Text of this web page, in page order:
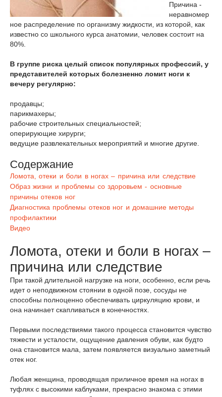
Причина -
неравномер
ное распределение по организму жидкости, из которой, как
известно со школьного курса анатомии, человек состоит на
80%.
В группе риска целый список популярных профессий, у
представителей которых болезненно ломит ноги к
вечеру регулярно:
продавцы;
парикмахеры;
рабочие строительных специальностей;
оперирующие хирурги;
ведущие развлекательных мероприятий и многие другие.
Содержание
Ломота, отеки и боли в ногах – причина или следствие
Образ жизни и проблемы со здоровьем - основные
причины отеков ног
Диагностика проблемы отеков ног и домашние методы
профилактики
Видео
Ломота, отеки и боли в ногах –
причина или следствие
При такой длительной нагрузке на ноги, особенно, если речь
идет о неподвижном стоянии в одной позе, сосуды не
способны полноценно обеспечивать циркуляцию крови, и
она начинает скапливаться в конечностях.
Первыми последствиями такого процесса становится чувство
тяжести и усталости, ощущение давления обуви, как будто
она становится мала, затем появляется визуально заметный
отек ног.
Любая женщина, проводящая приличное время на ногах в
туфлях с высокими каблуками, прекрасно знакома с этими